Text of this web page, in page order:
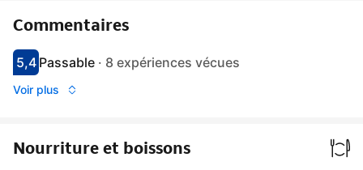
Commentaires
Avec une note de 5.4
5,4
passablePassable · 8 expériences vécues
Voir plus
Nourriture et boissons